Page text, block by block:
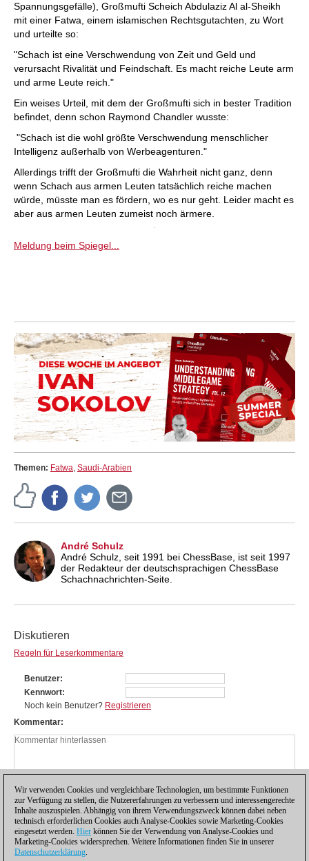
Spannungsgefälle), Großmufti Scheich Abdulaziz Al al-Sheikh
mit einer Fatwa, einem islamischen Rechtsgutachten, zu Wort
und urteilte so:
"Schach ist eine Verschwendung von Zeit und Geld und
verursacht Rivalität und Feindschaft. Es macht reiche Leute arm
und arme Leute reich."
Ein weises Urteil, mit dem der Großmufti sich in bester Tradition
befindet, denn schon Raymond Chandler wusste:
"Schach ist die wohl größte Verschwendung menschlicher
Intelligenz außerhalb von Werbeagenturen."
Allerdings trifft der Großmufti die Wahrheit nicht ganz, denn
wenn Schach aus armen Leuten tatsächlich reiche machen
würde, müsste man es fördern, wo es nur geht. Leider macht es
aber aus armen Leuten zumeist noch ärmere.
Meldung beim Spiegel...
Themen: Fatwa Saudi-Arabien
André Schulz
André Schulz, seit 1991 bei ChessBase, ist seit 1997
der Redakteur der deutschsprachigen ChessBase
Schachnachrichten-Seite.
Diskutieren
Regeln für Leserkommentare
Benutzer
Kennwort
Noch kein Benutzer? Registrieren
Kommentar
Wir verwenden Cookies und vergleichbare Technologien, um bestimmte Funktionen
zur Verfügung zu stellen, die Nutzererfahrungen zu verbessern und interessengerechte
Inhalte auszuspielen. Abhängig von ihrem Verwendungszweck können dabei neben
technisch erforderlichen Cookies auch Analyse-Cookies sowie Marketing-Cookies
eingesetzt werden. Hier können Sie der Verwendung von Analyse-Cookies und
Marketing-Cookies widersprechen. Weitere Informationen finden Sie in unserer
Datenschutzerklärung.